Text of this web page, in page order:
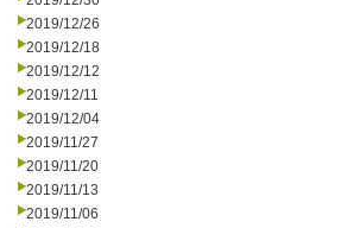
2019/12/26
2019/12/18
2019/12/12
2019/12/11
2019/12/04
2019/11/27
2019/11/20
2019/11/13
2019/11/06